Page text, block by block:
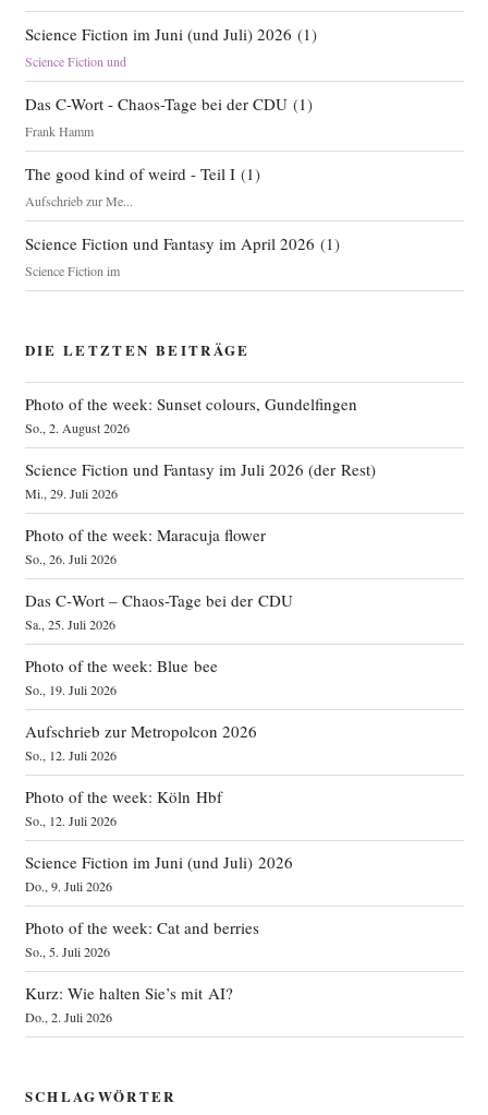
Science Fiction im Juni (und Juli) 2026 (1)
Science Fiction und
Das C-Wort - Chaos-Tage bei der CDU(1)
Frank Hamm
The good kind of weird - Teil I(1)
Aufschrieb zur Me...
Science Fiction und Fantasy im April 2026 (1)
Science Fiction im
DIE LETZTEN BEITRÄGE
Photo of the week: Sunset colours, Gundelfingen
So., 2. August 2026
Science Fiction und Fantasy im Juli 2026 (der Rest)
Mi., 29. Juli 2026
Photo of the week: Maracuja flower
So., 26. Juli 2026
Das C‑Wort – Chaos-Tage bei der CDU
Sa., 25. Juli 2026
Photo of the week: Blue bee
So., 19. Juli 2026
Aufschrieb zur Metropolcon 2026
So., 12. Juli 2026
Photo of the week: Köln Hbf
So., 12. Juli 2026
Science Fiction im Juni (und Juli) 2026
Do., 9. Juli 2026
Photo of the week: Cat and berries
So., 5. Juli 2026
Kurz: Wie halten Sie’s mit AI?
Do., 2. Juli 2026
SCHLAGWÖRTER